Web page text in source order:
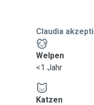
Claudia
Welpen
<1 Jahr
Katzen